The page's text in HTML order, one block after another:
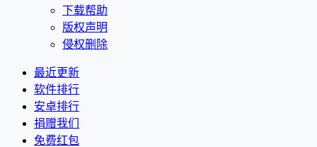
下载帮助
版权声明
侵权删除
最近更新
软件排行
安卓排行
捐赠我们
免费红包